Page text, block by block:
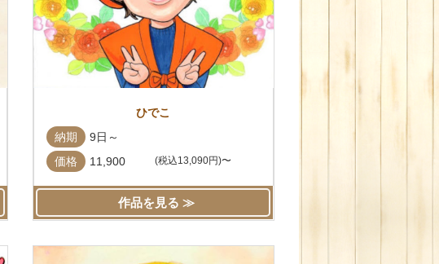
ひでこ
納期
9日～
価格
11,900 (税込13,090円)〜
作品を見る ≫